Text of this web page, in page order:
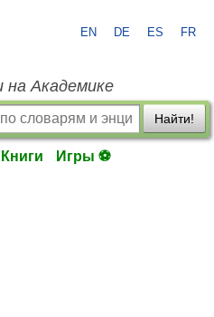
EN DE ES FR
на Академике
Найти!
Книги Игры ⚽